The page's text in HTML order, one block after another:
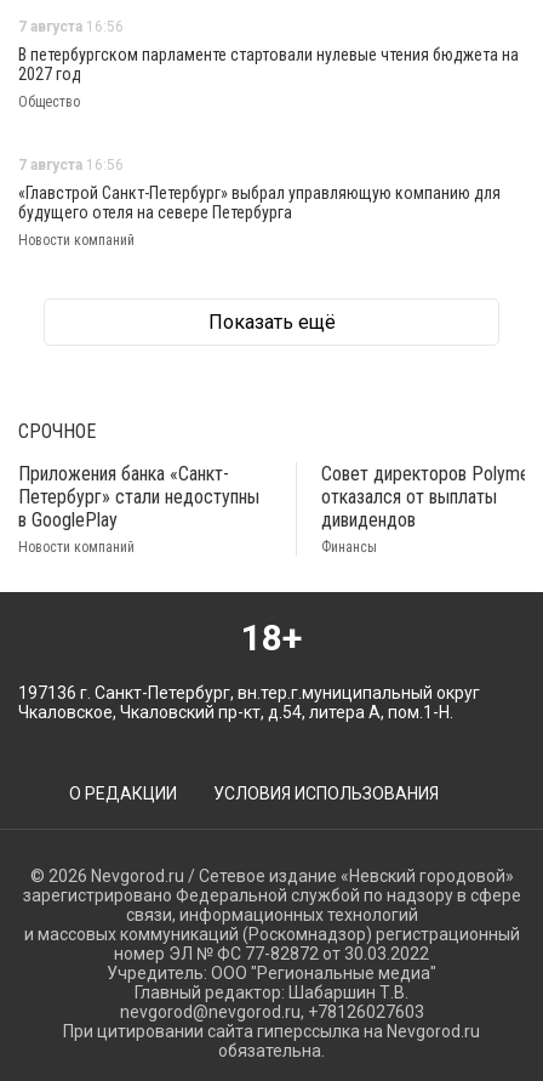
7 августа 16:56
В петербургском парламенте стартовали нулевые чтения бюджета на
2027 год
Общество
7 августа 16:56
«Главстрой Санкт-Петербург» выбрал управляющую компанию для
будущего отеля на севере Петербурга
Новости компаний
Показать ещё
СРОЧНОЕ
Приложения банка «Санкт-
Петербург» стали недоступны
в GooglePlay
Новости компаний
Совет директоров
отказался от выплаты
дивидендов
Финансы
18+
197136 г. Санкт-Петербург, вн.тер.г.муниципальный округ
Чкаловское, Чкаловский пр-кт, д.54, литера А, пом.1-Н.
О РЕДАКЦИИ УСЛОВИЯ ИСПОЛЬЗОВАНИЯ
© 2026 Nevgorod.ru / Сетевое издание «Невский городовой»
зарегистрировано Федеральной службой по надзору в сфере
связи, информационных технологий
и массовых коммуникаций (Роскомнадзор) регистрационный
номер ЭЛ № ФС 77-82872 от 30.03.2022
Учредитель: ООО "Региональные медиа"
Главный редактор: Шабаршин Т.В.
nevgorod@nevgorod.ru, +78126027603
При цитировании сайта гиперссылка на Nevgorod.ru
обязательна.